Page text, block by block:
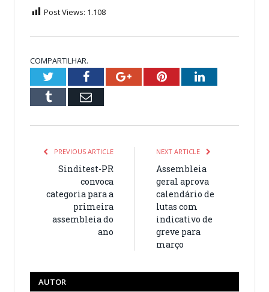
Post Views: 1.108
COMPARTILHAR.
TwitterFacebookGoogle+PinterestLinkedIn
Tumblr Email
PREVIOUS ARTICLE
Sinditest-PR
convoca
categoria para a
primeira
assembleia do
ano
NEXT ARTICLE
Assembleia
geral aprova
calendário de
lutas com
indicativo de
greve para
março
AUTOR